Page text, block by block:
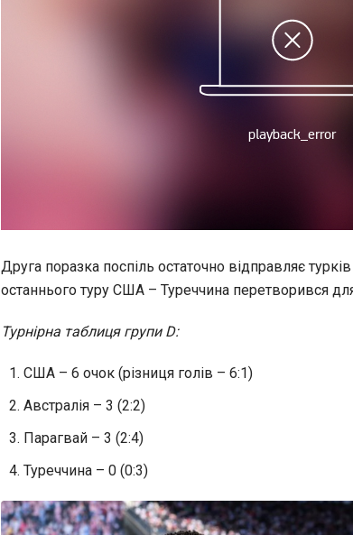
Друга поразка поспіль остаточно відправляє
останнього туру США – Туреччина перетворився
Турнірна таблиця групи D:
США – 6 очок (різниця голів – 6:1)
Австралія – 3 (2:2)
Парагвай – 3 (2:4)
Туреччина – 0 (0:3)